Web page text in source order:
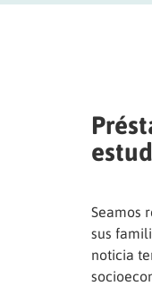
Seamos
sus
noticia